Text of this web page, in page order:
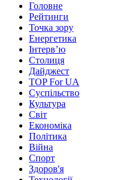
Головне
Рейтинги
Точка зору
Енергетика
Інтерв’ю
Столиця
Дайджест
TOP For UA
Суспiльство
Культура
Світ
Економіка
Політика
Війна
Спорт
Здоров'я